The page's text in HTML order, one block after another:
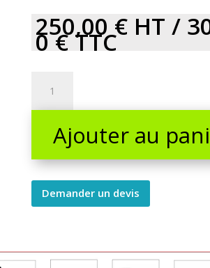
250,00€ HT /
0€TTC
chariot
pliable
quantity
Ajouter au
Demander un devis